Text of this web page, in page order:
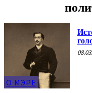
О МЭРЕ